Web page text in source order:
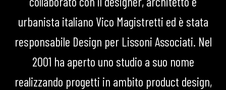
urbanista italiano Vico Magistretti ed è stata
responsabile Design per Lissoni Associati. Nel
2001 ha aperto uno studio a suo nome
realizzando progetti in ambito product design,